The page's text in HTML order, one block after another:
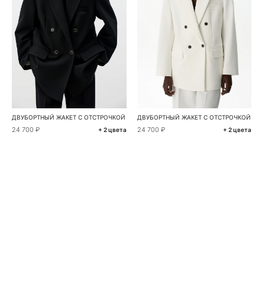
ДВУБОРТНЫЙ ЖАКЕТ С ОТСТРОЧКОЙ
24 700 ₽ + 2 цвета
ДВУБОРТНЫЙ ЖАКЕТ С ОТСТРОЧКОЙ
24 700 ₽ + 2 цвета